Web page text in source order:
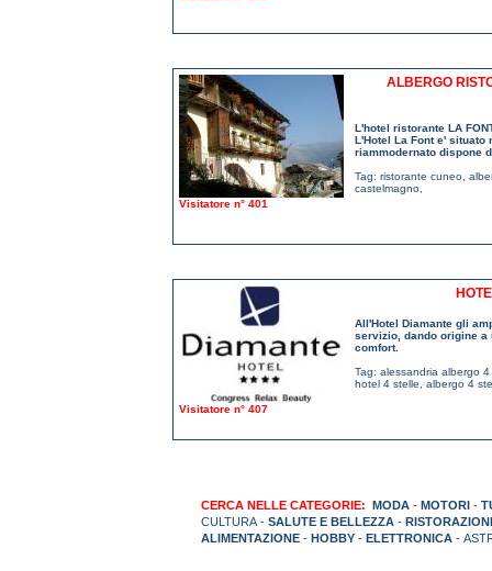
Visitatore n° 401
ALBERGO
L'hotel ristorante LA
L'Hotel La Font e'
riammodernato dispone
Tag: ristorante cuneo
castelmagno
Visitatore n° 407
All'Hotel Diamante gli
servizio, dando origine
comfort.
Tag: alessandria albergo 4
hotel 4 stelle
albergo 4
CERCA NELLE CATEGORIE: MODA - MOTORI -
CULTURA - SALUTE E BELLEZZA -
ALIMENTAZIONE - HOBBY - ELETTRONICA -